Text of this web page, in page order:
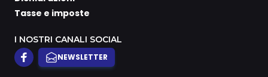
Tasse e imposte
I NOSTRI CANALI SOCIAL
NEWSLETTER